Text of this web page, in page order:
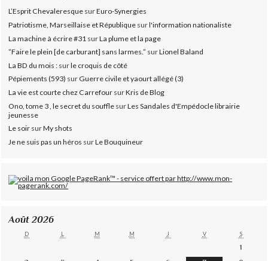
L’Esprit Chevaleresque surEuro-Synergies
Patriotisme, Marseillaise et République surl'information nationaliste
La machine à écrire #31 surLa plume et la page
”Faire le plein [de carburant] sans larmes.” surLionel Baland
La BD du mois : surle croquis de côté
Pépiements (593) surGuerre civile et yaourt allégé (3)
La vie est courte chez Carrefour surKris de Blog
Ono, tome 3 , le secret du souffle surLes Sandales d'Empédocle librairie
jeunesse
Le soir surMy shots
Je ne suis pas un héros surLe Bouquineur
Août 2026
D L M M J V S
1